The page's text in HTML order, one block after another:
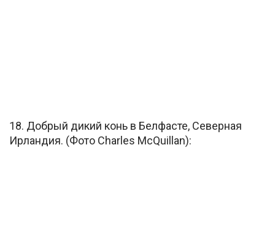
18. Добрый дикий конь в Белфасте, Северная
Ирландия. (Фото Charles McQuillan):